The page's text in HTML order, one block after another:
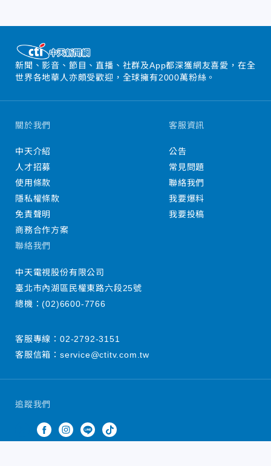
新聞、影音、節目、直播、社群及App都深獲網友喜愛，在全
世界各地華人亦頗受歡迎，全球擁有2000萬粉絲。
追蹤我們
關於我們
中天介紹
人才招募
使用條款
隱私權條款
免責聲明
商務合作方案
客服資訊
公告
常見問題
聯絡我們
我要爆料
我要投稿
聯絡我們
中天電視股份有限公司
臺北市內湖區民權東路六段25號
總機：(02)6600-7766
客服專線： 02-2792-3151
客服信箱： service@ctitv.com.tw